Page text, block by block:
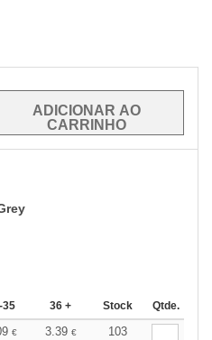
35 36 + Stock Qtde.
€ 3.39 € 103